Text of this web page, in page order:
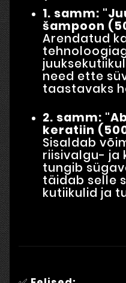
1. samm:
šampoon
Arendatud
need ette
taastavaks
2. samm:
keratiin
Sisaldab
riisivalgu- ja
tungib
täidab selle
kutiikulid ja